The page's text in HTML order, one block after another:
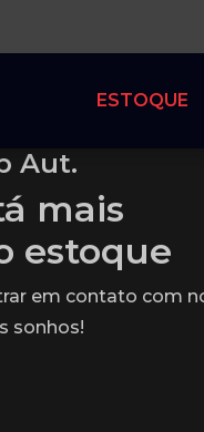
ESTOQUE
Aut.
mais
estoque
em contato com
sonhos!